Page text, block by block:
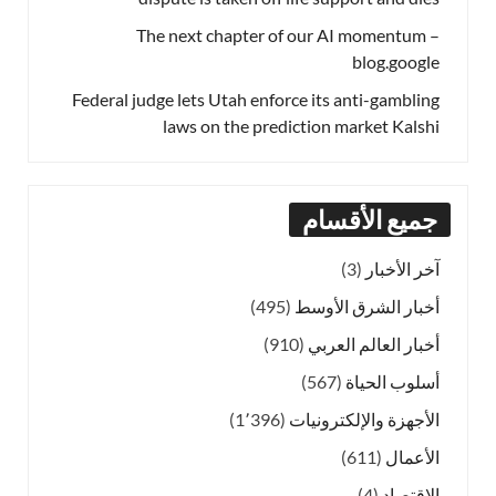
The next chapter of our AI momentum –
blog.google
Federal judge lets Utah enforce its anti-gambling
laws on the prediction market Kalshi
جميع الأقسام
آخر الأخبار (3)
أخبار الشرق الأوسط (495)
أخبار العالم العربي (910)
أسلوب الحياة (567)
الأجهزة والإلكترونيات (1٬396)
الأعمال (611)